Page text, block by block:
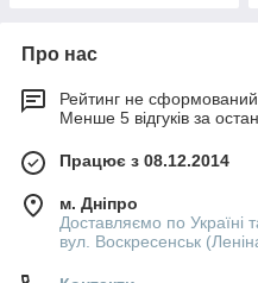
Про нас
Рейтинг не сформований
Менше 5 відгуків за
Працює з 08.12.2014
м. Дніпро
Доставляємо по Україні
вул. Воскресенськ